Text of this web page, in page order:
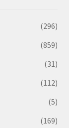
(296)
(859)
(31)
(112)
(5)
(169)